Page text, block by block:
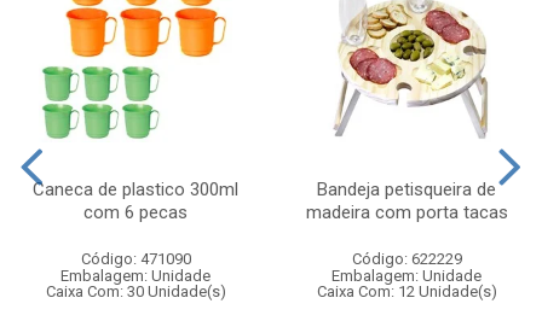
Caneca de plastico 300ml
com 6 pecas
Código: 471090
Embalagem: Unidade
Caixa Com: 30 Unidade(s)
Bandeja petisqueira de
madeira com porta tacas
Código: 622229
Embalagem: Unidade
Caixa Com: 12 Unidade(s)